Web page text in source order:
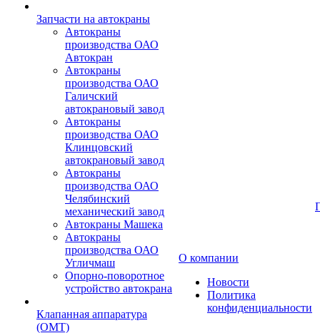
Запчасти на автокраны
Автокраны
производства ОАО
Автокран
Автокраны
производства ОАО
Галичский
автокрановый завод
Автокраны
производства ОАО
Клинцовский
автокрановый завод
Автокраны
производства ОАО
Челябинский
механический завод
Автокраны Машека
Автокраны
производства ОАО
Угличмаш
Опорно-поворотное
устройство автокрана
Клапанная аппаратура
(OMT)
О компании
Новости
Политика
конфиденциальности